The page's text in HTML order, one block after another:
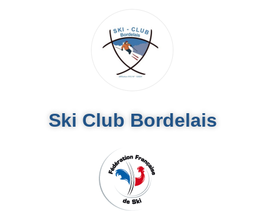
Ski Club Bordelais